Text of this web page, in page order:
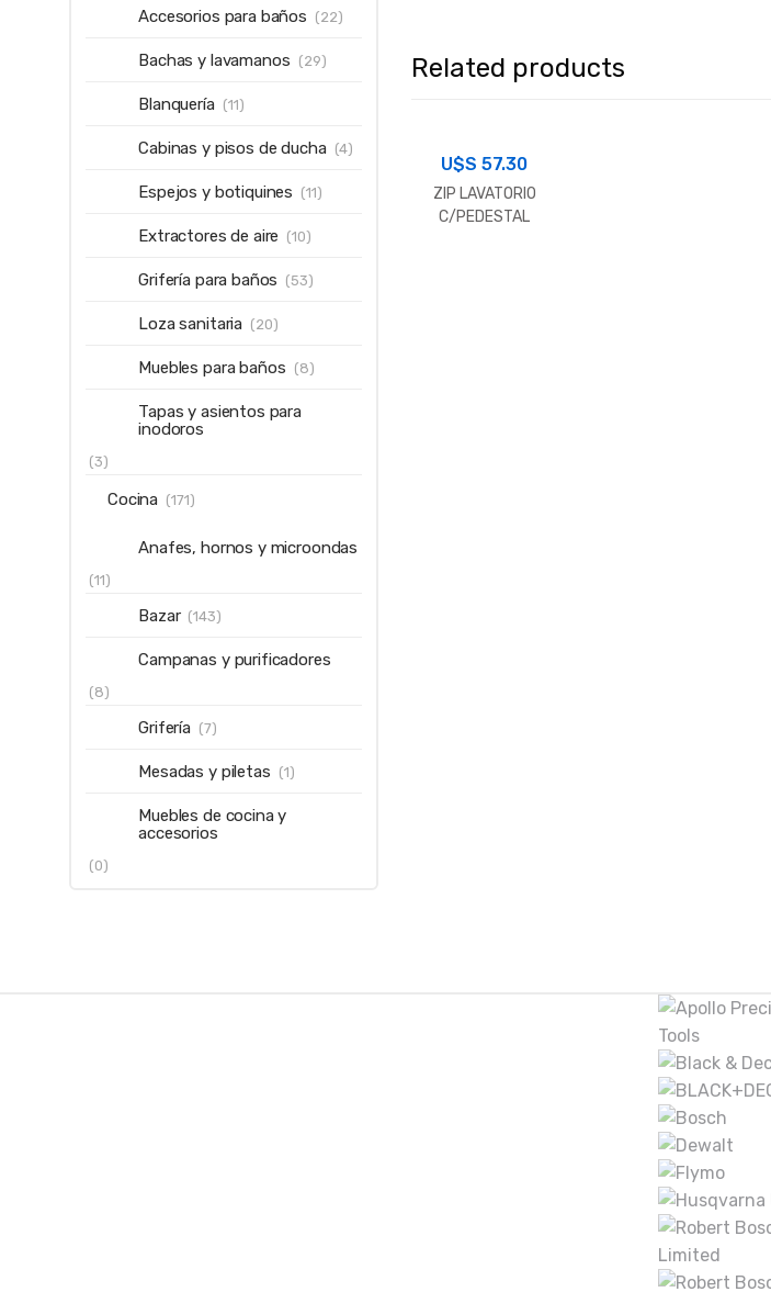
Related products
U$S 57.30
ZIP LAVATORIO
C/PEDESTAL
Accesorios para baños (22)
Bachas y lavamanos (29)
Blanquería (11)
Cabinas y pisos de ducha (4)
Espejos y botiquines (11)
Extractores de aire (10)
Grifería para baños (53)
Loza sanitaria (20)
Muebles para baños (8)
Tapas y asientos para
inodoros
(3)
Cocina (171)
Anafes, hornos y microondas
(11)
Bazar (143)
Campanas y purificadores
(8)
Grifería (7)
Mesadas y piletas (1)
Muebles de cocina y
accesorios
(0)